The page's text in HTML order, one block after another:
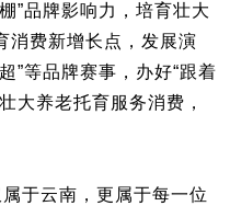
”品牌影响力，培育壮大
消费新增长点，发展演
”等品牌赛事，办好“跟着
大养老托育服务消费，
于云南，更属于每一位